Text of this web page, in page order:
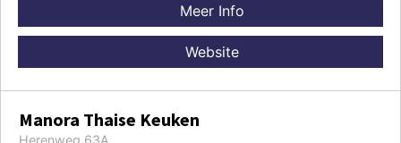
Meer Info
Website
Manora Thaise Keuken
Herenweg 63A